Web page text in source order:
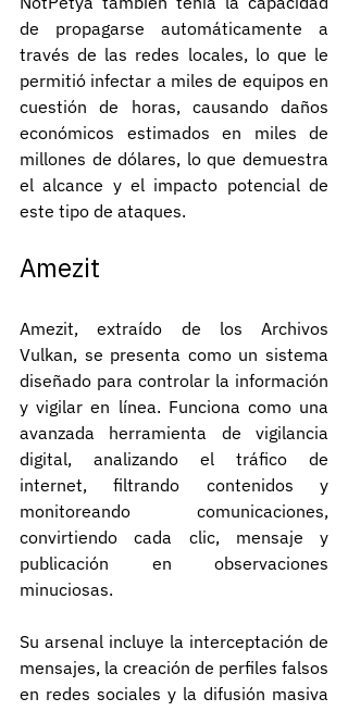
de propagarse automáticamente a
través de las redes locales, lo que le
permitió infectar a miles de equipos en
cuestión de horas, causando daños
económicos estimados en miles de
millones de dólares, lo que demuestra
el alcance y el impacto potencial de
este tipo de ataques.
Amezit
Amezit, extraído de los Archivos
Vulkan, se presenta como un sistema
diseñado para controlar la información
y vigilar en línea. Funciona como una
avanzada herramienta de vigilancia
digital, analizando el tráfico de
internet, filtrando contenidos y
monitoreando comunicaciones,
convirtiendo cada clic, mensaje y
publicación en observaciones
minuciosas.
Su arsenal incluye la interceptación de
mensajes, la creación de perfiles falsos
en redes sociales y la difusión masiva